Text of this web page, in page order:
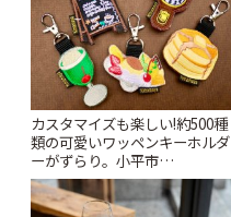
カスタマイズも楽しい!約500種
類の可愛いワッペンキーホルダ
ーがずらり。小平市
「Kimamaya T&K」 | ことりっ
ぷ